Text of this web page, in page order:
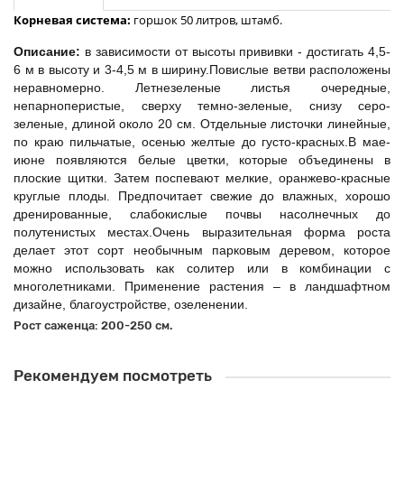
Корневая система: горшок 50 литров, штамб.
Описание: в зависимости от высоты прививки - достигать 4,5-
6 м в высоту и 3-4,5 м в ширину.Повислые ветви расположены
неравномерно. Летнезеленые листья очередные,
непарноперистые, сверху темно-зеленые, снизу серо-
зеленые, длиной около 20 см. Отдельные листочки линейные,
по краю пильчатые, осенью желтые до густо-красных.В мае-
июне появляются белые цветки, которые объединены в
плоские щитки. Затем поспевают мелкие, оранжево-красные
круглые плоды. Предпочитает свежие до влажных, хорошо
дренированные, слабокислые почвы насолнечных до
полутенистых местах.Очень выразительная форма роста
делает этот сорт необычным парковым деревом, которое
можно использовать как солитер или в комбинации с
многолетниками. Применение растения – в ландшафтном
дизайне, благоустройстве, озеленении.
Рост саженца: 200-250 см.
Рекомендуем посмотреть